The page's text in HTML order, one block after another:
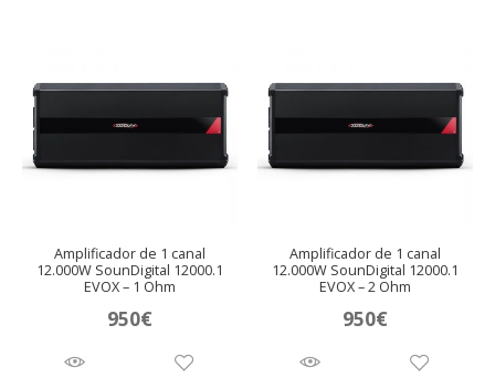
Amplificador de 1 canal
12.000W SounDigital 12000.1
EVOX – 1 Ohm
950€
Amplificador de 1 canal
12.000W SounDigital 12000.1
EVOX – 2 Ohm
950€